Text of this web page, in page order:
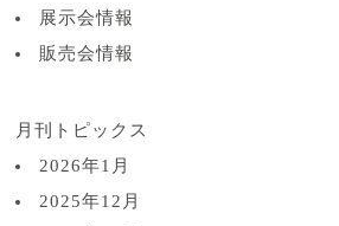
展示会情報
販売会情報
月刊トピックス
2026年1月
2025年12月